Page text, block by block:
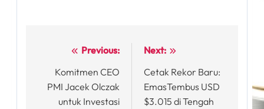
navigation
Previous:
Komitmen CEO
PMI Jacek Olczak
untuk Investasi
Next:
Cetak Rekor Baru:
EmasTembus USD
$3.015 di Tengah